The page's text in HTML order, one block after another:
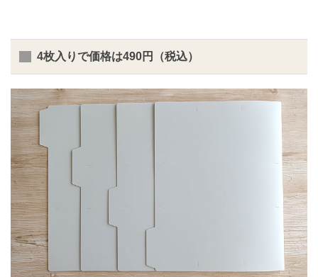
4枚入りで価格は490円（税込）